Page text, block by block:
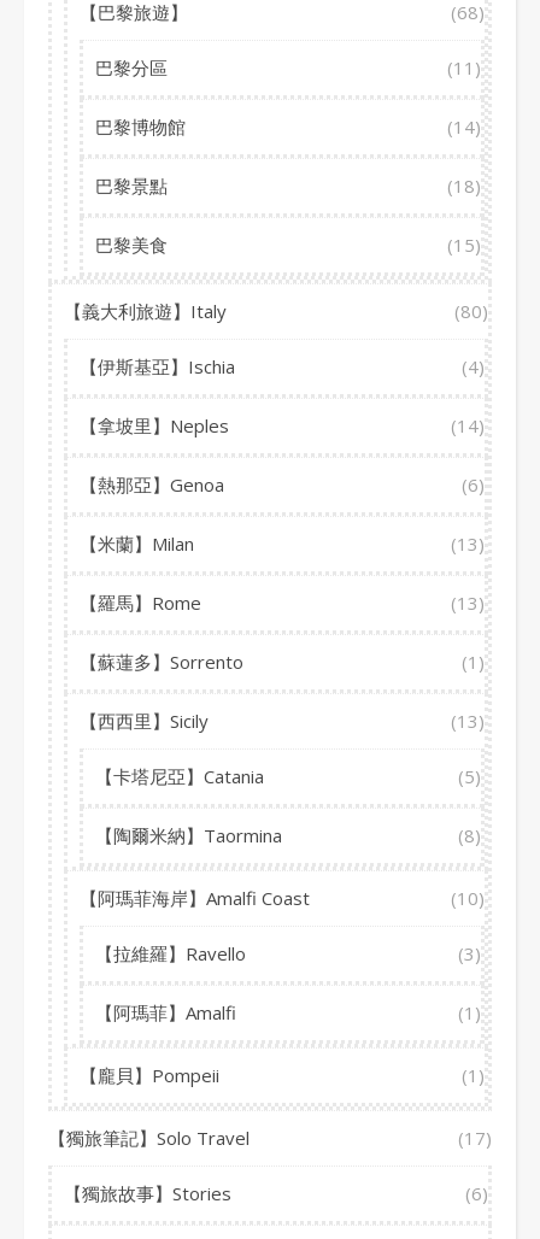
【巴黎旅遊】 (68)
巴黎分區 (11)
巴黎博物館 (14)
巴黎景點 (18)
巴黎美食 (15)
【義大利旅遊】Italy (80)
【伊斯基亞】Ischia (4)
【拿坡里】Neples (14)
【熱那亞】Genoa (6)
【米蘭】Milan (13)
【羅馬】Rome (13)
【蘇蓮多】Sorrento (1)
【西西里】Sicily (13)
【卡塔尼亞】Catania (5)
【陶爾米納】Taormina (8)
【阿瑪菲海岸】Amalfi Coast (10)
【拉維羅】Ravello (3)
【阿瑪菲】Amalfi (1)
【龐貝】Pompeii (1)
【獨旅筆記】Solo Travel (17)
【獨旅故事】Stories (6)